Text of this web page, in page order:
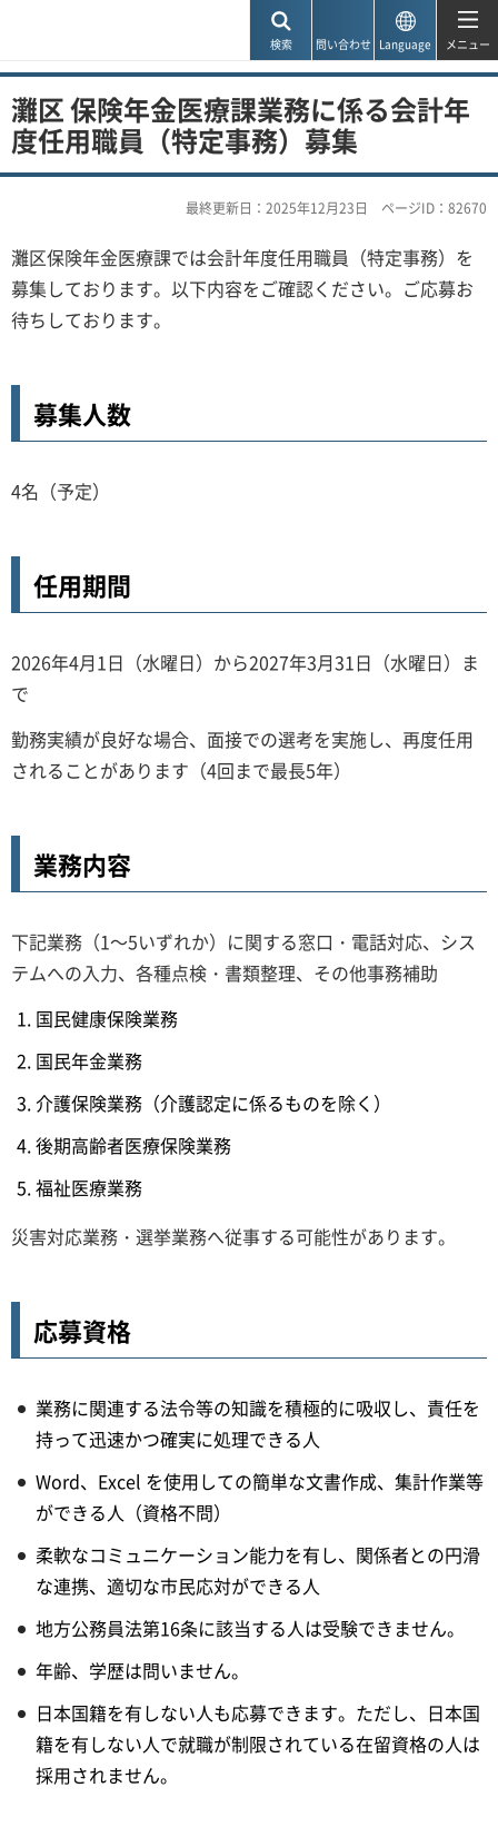
検索 問い合わせ Language メニュー
灘区 保険年金医療課業務に係る会計年
度任用職員（特定事務）募集
最終更新日：2025年12月23日 ページID：82670
灘区保険年金医療課では会計年度任用職員（特定事務）を
募集しております。以下内容をご確認ください。ご応募お
待ちしております。
募集人数
4名（予定）
任用期間
2026年4月1日（水曜日）から2027年3月31日（水曜日）ま
で
勤務実績が良好な場合、面接での選考を実施し、再度任用
されることがあります（4回まで最長5年）
業務内容
下記業務（1～5いずれか）に関する窓口・電話対応、シス
テムへの入力、各種点検・書類整理、その他事務補助
国民健康保険業務
国民年金業務
介護保険業務（介護認定に係るものを除く）
後期高齢者医療保険業務
福祉医療業務
災害対応業務・選挙業務へ従事する可能性があります。
応募資格
業務に関連する法令等の知識を積極的に吸収し、責任を
持って迅速かつ確実に処理できる人
Word、Excel を使用しての簡単な文書作成、集計作業等
ができる人（資格不問）
柔軟なコミュニケーション能力を有し、関係者との円滑
な連携、適切な市民応対ができる人
地方公務員法第16条に該当する人は受験できません。
年齢、学歴は問いません。
日本国籍を有しない人も応募できます。ただし、日本国
籍を有しない人で就職が制限されている在留資格の人は
採用されません。